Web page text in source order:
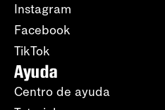
Instagram
Facebook
TikTok
Ayuda
Centro de ayuda